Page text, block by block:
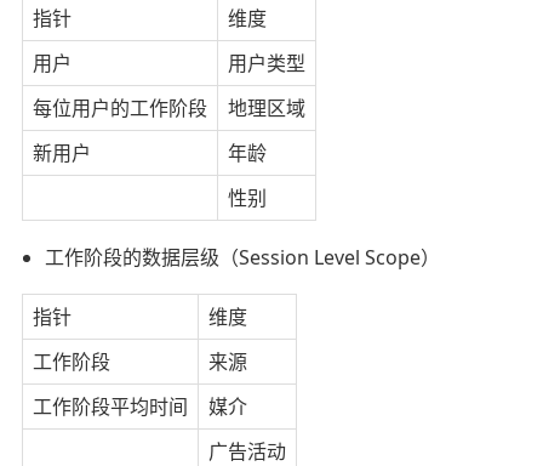
指针
维度
用户
用户类型
每位用户的工作阶段
地理区域
新用户
年龄
性别
工作阶段的数据层级（Session Level Scope）
指针
维度
工作阶段
来源
工作阶段平均时间
媒介
广告活动